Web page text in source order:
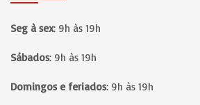
Seg à sex: 9h às 19h
Sábados: 9h às 19h
Domingos e feriados: 9h às 19h